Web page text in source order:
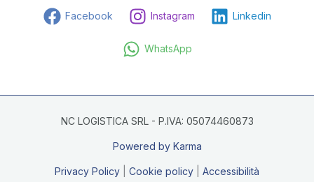
Facebook Instagram Linkedin
WhatsApp
NC LOGISTICA SRL - P.IVA: 05074460873
Powered by Karma
Privacy Policy Cookie policy Accessibilità